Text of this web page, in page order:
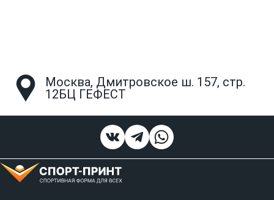
Москва, Дмитровское ш. 157, стр.
12БЦ ГЕФЕСТ